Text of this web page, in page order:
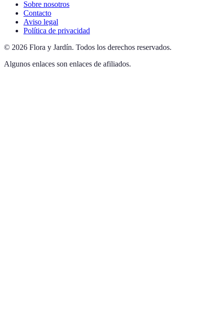
Sobre nosotros
Contacto
Aviso legal
Política de privacidad
© 2026 Flora y Jardín. Todos los derechos reservados.
Algunos enlaces son enlaces de afiliados.